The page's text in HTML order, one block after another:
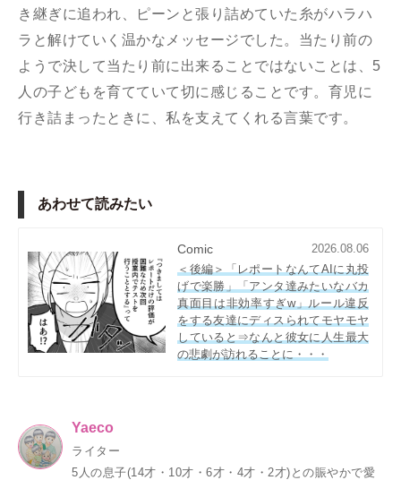
き継ぎに追われ、ピーンと張り詰めていた糸がハラハ
ラと解けていく温かなメッセージでした。当たり前の
ようで決して当たり前に出来ることではないことは、5
人の子どもを育てていて切に感じることです。育児に
行き詰まったときに、私を支えてくれる言葉です。
あわせて読みたい
Comic
2026.08.06
＜後編＞「レポートなんてAIに丸投
げで楽勝」「アンタ達みたいなバカ
真面目は非効率すぎw」ルール違反
をする友達にディスられてモヤモヤ
していると⇒なんと彼女に人生最大
の悲劇が訪れることに・・・
Yaeco
ライター
5人の息子(14才・10才・6才・4才・2才)との賑やかで愛